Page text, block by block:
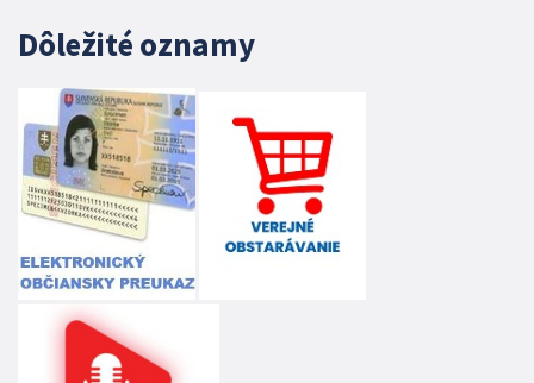
Dôležité oznamy